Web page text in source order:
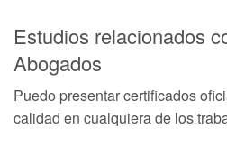
Estudios relacionados
Abogados
Puedo presentar certificados
calidad en cualquiera de los